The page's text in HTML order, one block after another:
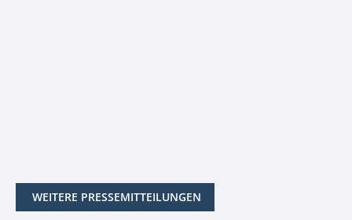
WEITERE PRESSEMITTEILUNGEN